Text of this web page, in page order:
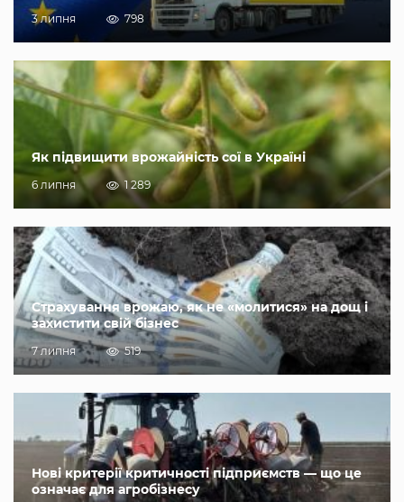
3 липня 798
Як підвищити врожайність сої в Україні
6 липня 1 289
Страхування врожаю, як не «молитися» на дощ і
захистити свій бізнес
7 липня 519
Нові критерії критичності підприємств — що це
означає для агробізнесу